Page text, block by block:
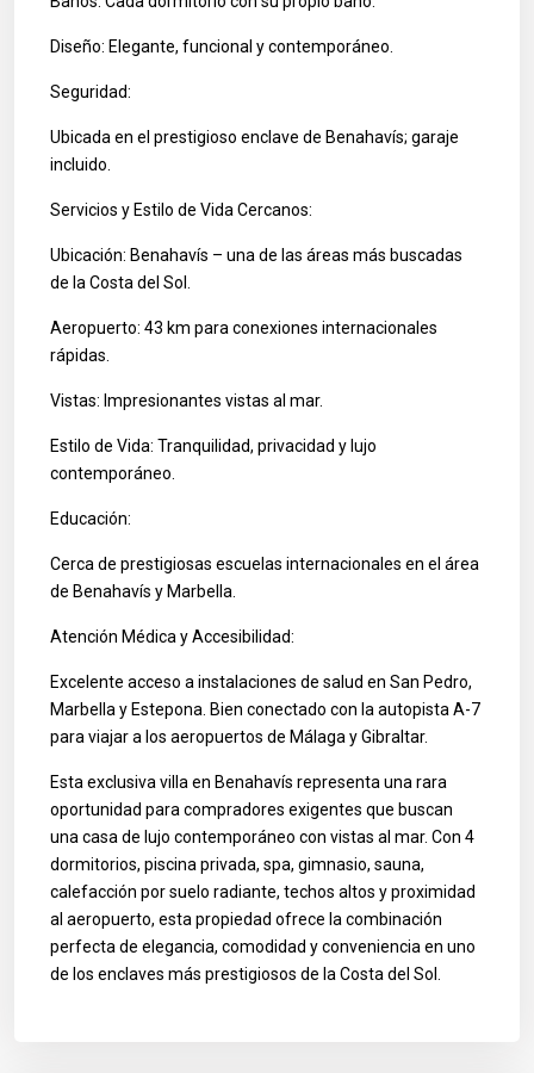
Diseño: Elegante, funcional y contemporáneo.
Seguridad:
Ubicada en el prestigioso enclave de Benahavís; garaje
incluido.
Servicios y Estilo de Vida Cercanos:
Ubicación: Benahavís – una de las áreas más buscadas
de la Costa del Sol.
Aeropuerto: 43 km para conexiones internacionales
rápidas.
Vistas: Impresionantes vistas al mar.
Estilo de Vida: Tranquilidad, privacidad y lujo
contemporáneo.
Educación:
Cerca de prestigiosas escuelas internacionales en el área
de Benahavís y Marbella.
Atención Médica y Accesibilidad:
Excelente acceso a instalaciones de salud en San Pedro,
Marbella y Estepona. Bien conectado con la autopista A-7
para viajar a los aeropuertos de Málaga y Gibraltar.
Esta exclusiva villa en Benahavís representa una rara
oportunidad para compradores exigentes que buscan
una casa de lujo contemporáneo con vistas al mar. Con 4
dormitorios, piscina privada, spa, gimnasio, sauna,
calefacción por suelo radiante, techos altos y proximidad
al aeropuerto, esta propiedad ofrece la combinación
perfecta de elegancia, comodidad y conveniencia en uno
de los enclaves más prestigiosos de la Costa del Sol.